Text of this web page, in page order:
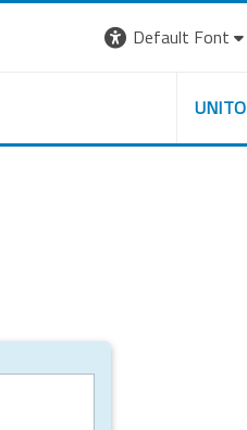
Default Font
UNITO